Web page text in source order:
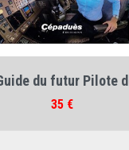
du futur Pilote
Prix
35 €